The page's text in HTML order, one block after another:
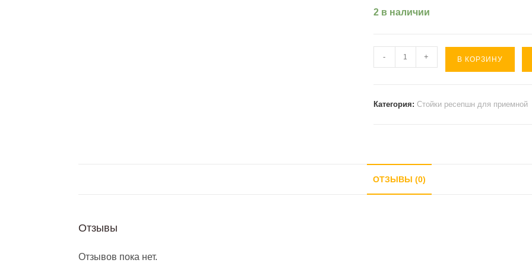
2 в наличии
Количество
товара
ресепшн
- + В КОРЗИНУ
Категория: Стойки ресепшн для приемной
ОТЗЫВЫ (0)
Отзывы
Отзывов пока нет.